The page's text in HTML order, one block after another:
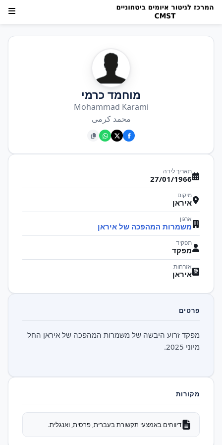
מוחמד כרמי
Mohammad Karami
محمد کرمی
תאריך לידה
27/01/1966
מיקום
איראן
ארגון
משמרות המהפכה של איראן
תפקיד
מפקד
אזרחות
איראן
פרטים
מפקד זרוע היבשה של משמרות המהפכה של איראן החל
מיוני 2025.
מקורות
דיווחים באמצעי תקשורת בעברית, פרסית, ואנגלית.